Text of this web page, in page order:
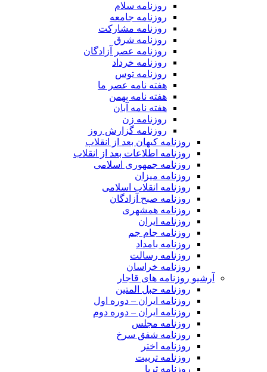
روزنامه سلام
روزنامه جامعه
روزنامه مشارکت
روزنامه شرق
روزنامه عصر آزادگان
روزنامه خرداد
روزنامه توس
هفته نامه عصر ما
هفته نامه بهمن
هفته نامه آبان
روزنامه زن
روزنامه گزارش روز
روزنامه کیهان بعد از انقلاب
روزنامه اطلاعات بعد از انقلاب
روزنامه جمهوری اسلامی
روزنامه میزان
روزنامه انقلاب اسلامی
روزنامه صبح آزادگان
روزنامه همشهری
روزنامه ایران
روزنامه جام جم
روزنامه بامداد
روزنامه رسالت
روزنامه خراسان
آرشیو روزنامه های قاجار
روزنامه حبل المتین
روزنامه ایران – دوره اول
روزنامه ایران – دوره دوم
روزنامه مجلس
روزنامه شفق سرخ
روزنامه اختر
روزنامه تربیت
روزنامه ثریا